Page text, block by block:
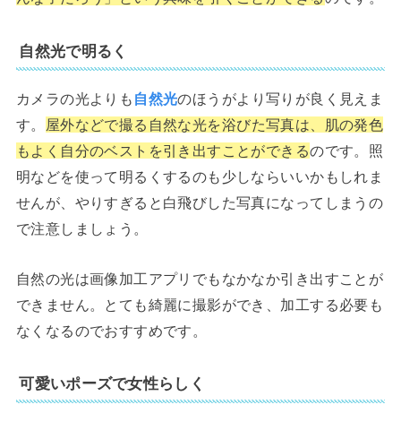
自然光で明るく
カメラの光よりも 自然光のほうがより写りが良く見えま
す。
屋外などで撮る自然な光を浴びた写真は、肌の発色
もよく自分のベストを引き出すことができるのです。照
明などを使って明るくするのも少しならいいかもしれま
せんが、やりすぎると白飛びした写真になってしまうの
で注意しましょう。
自然の光は画像加工アプリでもなかなか引き出すことが
できません。とても綺麗に撮影ができ、加工する必要も
なくなるのでおすすめです。
可愛いポーズで女性らしく